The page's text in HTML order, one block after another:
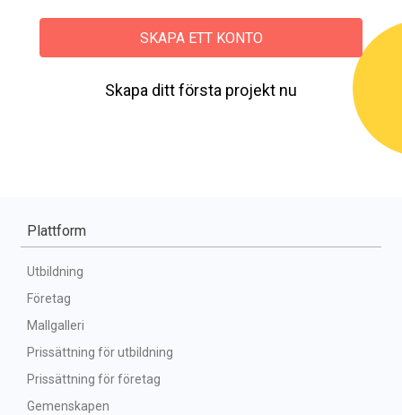
SKAPA ETT KONTO
Skapa ditt första projekt nu
Plattform
Utbildning
Företag
Mallgalleri
Prissättning för utbildning
Prissättning för företag
Gemenskapen